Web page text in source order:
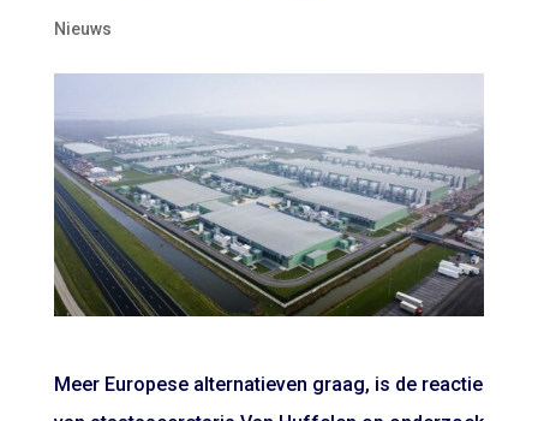
Nieuws
Meer Europese alternatieven graag, is de reactie